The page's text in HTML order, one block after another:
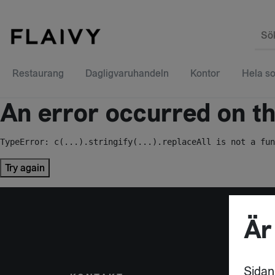
Restaurang Dagligvaruhandeln Kontor Hela
An error occurred on
TypeError: c(...).stringify(...).replaceAll is not a
Try again